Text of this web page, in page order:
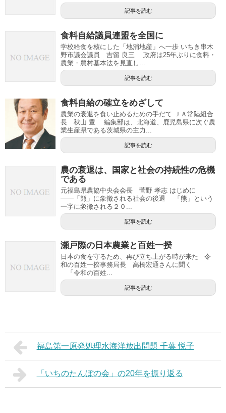
記事を読む
食料自給議員連盟を全国に
学校給食を核にした「地消地産」へ一歩 いちき串木
野市議会議員 吉留 良三 政府は25年ぶりに食料・
農業・農村基本法を見直し...
記事を読む
食料自給の確立をめざして
農業の衰退を食い止めるための手だて ＪＡ常陸組合
長 秋山 豊 編集部は、北海道、鹿児島県に次ぐ農
業生産県である茨城県の主力...
記事を読む
農の衰退は、国家と社会の持続性の危機
である
元福島県農協中央会会長 菅野 孝志 はじめに
――「熊」に象徴される社会の後退 「熊」という
一字に象徴される２０...
記事を読む
瀬戸際の日本農業と百姓一揆
日本の食を守るため、再び立ち上がる時が来た 令
和の百姓一揆事務局長 高橋宏通さんに聞く
「令和の百姓...
記事を読む
福島第一原発処理水海洋放出問題 千葉 悦子
「いちのたんぼの会」の20年を振り返る